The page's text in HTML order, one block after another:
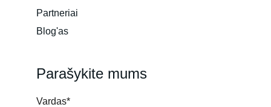
Parašykite mums
Vardas*
Partneriai
Blog'as